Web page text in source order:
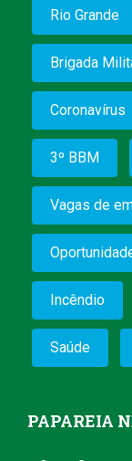
Rio Grande
Brigada
Coronavírus
3º BBM
Vagas de
Incêndio
Saúde
PAPAREIA